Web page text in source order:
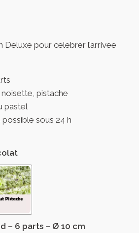
Deluxe pour celebrer l’arrivee
pistache
pastel
possible sous 24 h
– 6 parts – Ø 10 cm